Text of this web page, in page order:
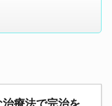
療法で完治を